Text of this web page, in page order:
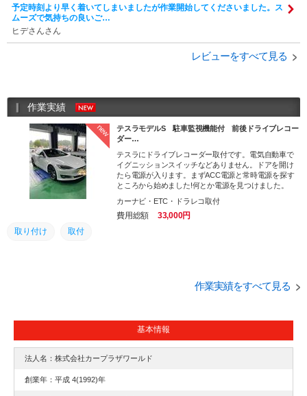
予定時刻より早く着いてしまいましたが作業開始してくださいました。ス
ムーズで気持ちの良いご…
ヒデさんさん
レビューをすべて見る
作業実績
new
テスラモデルS 駐車監視機能付 前後ドライブレコー
ダー…
テスラにドライブレコーダー取付です。電気自動車で
イグニッションスイッチなどありません。ドアを開け
たら電源が入ります。まずACC電源と常時電源を探す
ところから始めました!何とか電源を見つけました。
カーナビ・ETC・ドラレコ取付
費用総額
33,000円
取り付け
取付
作業実績をすべて見る
基本情報
法人名：株式会社カープラザワールド
創業年：平成 4(1992)年